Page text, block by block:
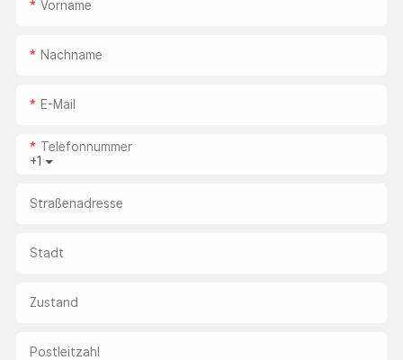
Vorname
Nachname
E-Mail
+1
Telefonnummer
Straßenadresse
Stadt
Zustand
Postleitzahl